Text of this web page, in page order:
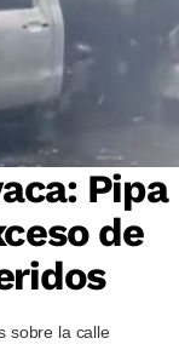
Pipa
de
sobre la calle